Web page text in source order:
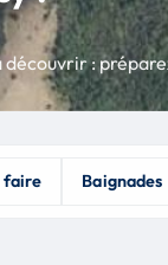
:
faire Baignades